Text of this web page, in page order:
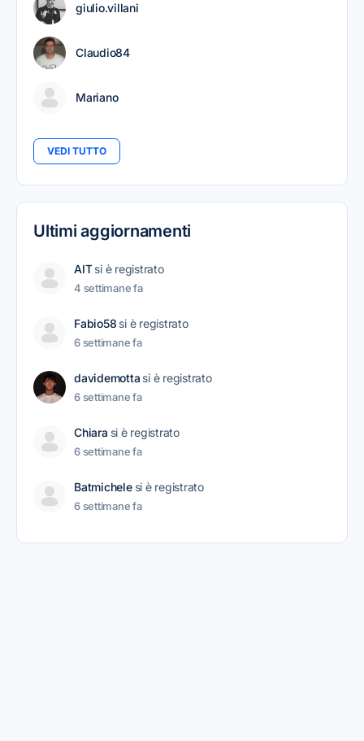
giulio.villani
Claudio84
Mariano
VEDI TUTTO
Ultimi aggiornamenti
AIT si è registrato
4 settimane fa
Fabio58 si è registrato
6 settimane fa
davidemotta si è registrato
6 settimane fa
Chiara si è registrato
6 settimane fa
Batmichele si è registrato
6 settimane fa